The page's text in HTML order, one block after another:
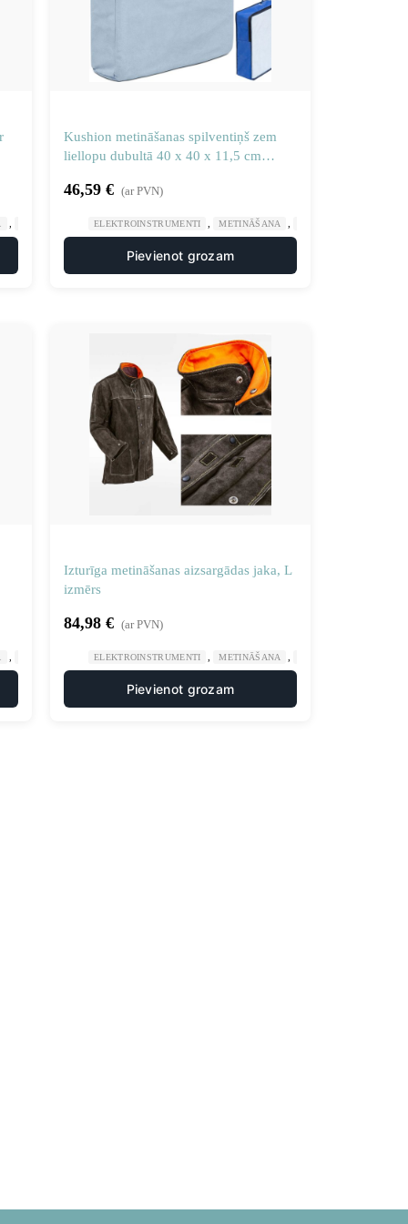
METINĀŠANAS AIZSARGAPĢĒRBS
Kushion metināšanas spilventiņš zem
liellopu dubultā 40 x 40 x 11,5 cm
46,59 € (ar PVN)
ELEKTROINSTRUMENTI METINĀŠANA
Pievienot grozam
METINĀŠANAS AIZSARGAPĢĒRBS
Izturīga metināšanas aizsargādas jaka, L
izmērs
84,98 € (ar PVN)
ELEKTROINSTRUMENTI METINĀŠANA
Pievienot grozam